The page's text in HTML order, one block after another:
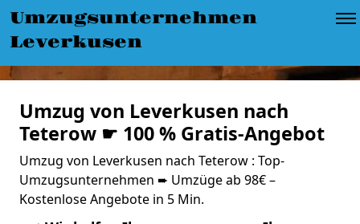
Umzugsunternehmen
Leverkusen
Umzug von Leverkusen nach
Teterow ☛ 100 % Gratis-Angebot
Umzug von Leverkusen nach Teterow : Top-
Umzugsunternehmen ➨ Umzüge ab 98€ –
Kostenlose Angebote in 5 Min.